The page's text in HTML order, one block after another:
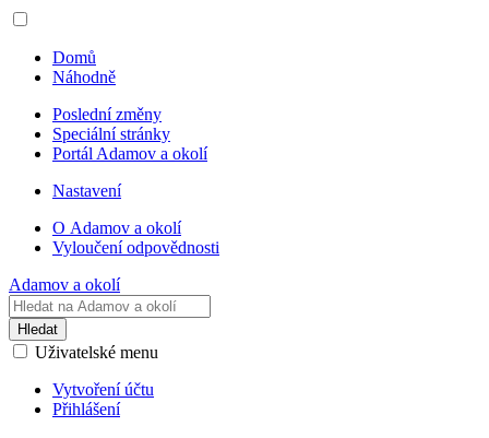
Domů
Náhodně
Poslední změny
Speciální stránky
Portál Adamov a okolí
Nastavení
O Adamov a okolí
Vyloučení odpovědnosti
Adamov a okolí
Hledat
Uživatelské menu
Vytvoření účtu
Přihlášení